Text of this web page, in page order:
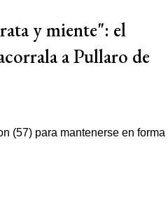
y miente": el
a Pullaro de